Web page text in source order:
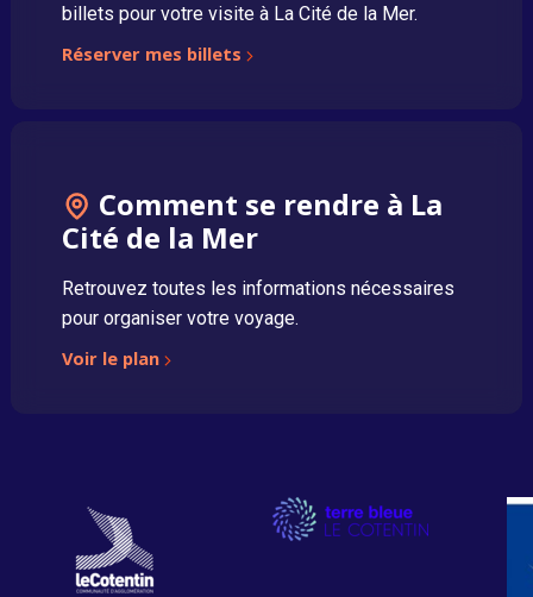
billets pour votre visite à La Cité de la Mer.
Réserver mes billets
Comment se rendre à La
Cité de la Mer
Retrouvez toutes les informations nécessaires
pour organiser votre voyage.
Voir le plan